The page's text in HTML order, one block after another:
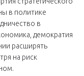
в политике
в
демократия
расширять
на риск